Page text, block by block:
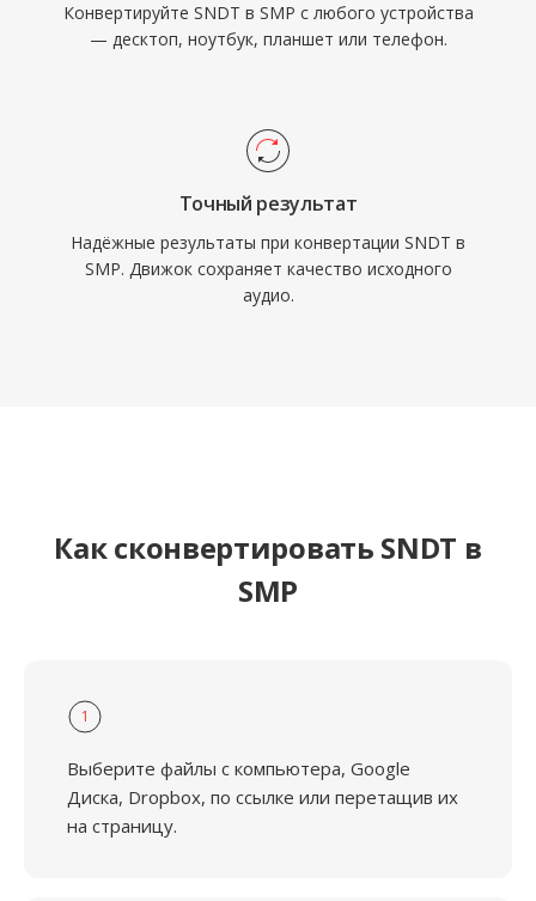
Конвертируйте SNDT в SMP с любого устройства
— десктоп, ноутбук, планшет или телефон.
Точный результат
Надёжные результаты при конвертации SNDT в
SMP. Движок сохраняет качество исходного
аудио.
Как сконвертировать SNDT в
SMP
1
Выберите файлы с компьютера, Google
Диска, Dropbox, по ссылке или перетащив их
на страницу.